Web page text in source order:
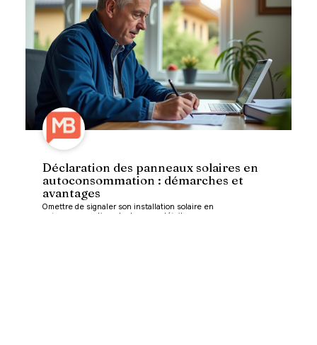
Déclaration des panneaux solaires en
autoconsommation : démarches et
avantages
Omettre de signaler son installation solaire en
autoconsommation n'est pas un détail